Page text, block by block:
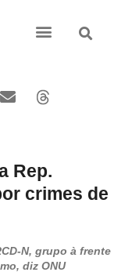
Rep.
crimes de
N, grupo à frente
diz ONU